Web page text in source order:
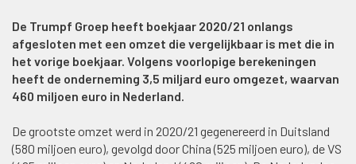
De Trumpf Groep heeft boekjaar 2020/21 onlangs
afgesloten met een omzet die vergelijkbaar is met die in
het vorige boekjaar. Volgens voorlopige berekeningen
heeft de onderneming 3,5 miljard euro omgezet, waarvan
460 miljoen euro in Nederland.
De grootste omzet werd in 2020/21 gegenereerd in Duitsland
(580 miljoen euro), gevolgd door China (525 miljoen euro), de VS